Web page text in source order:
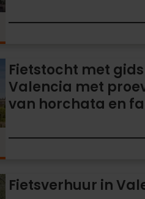
Fietstocht met
Valencia met
van horchata en
Fietsverhuur in